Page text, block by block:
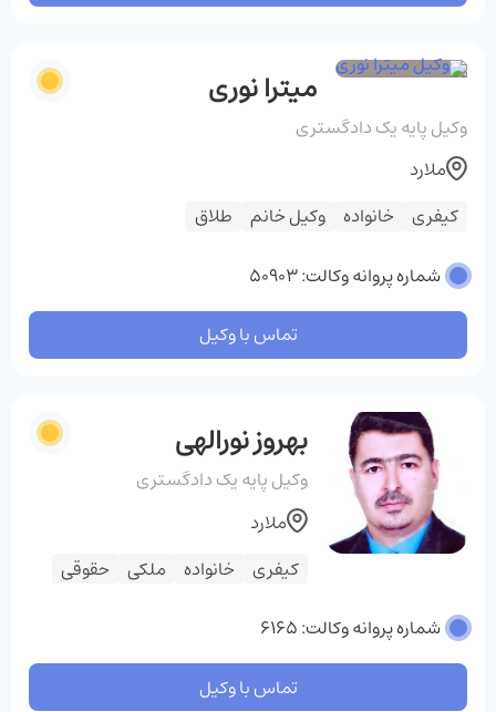
میترا نوری
وکیل پایه یک دادگستری
کیفری خانواده وکیل خانم طلاق
ملارد
شماره پروانه وکالت: 50903
تماس با وکیل
بهروز نورالهی
وکیل پایه یک دادگستری
کیفری خانواده ملکی حقوقی
ملارد
شماره پروانه وکالت: 6165
تماس با وکیل